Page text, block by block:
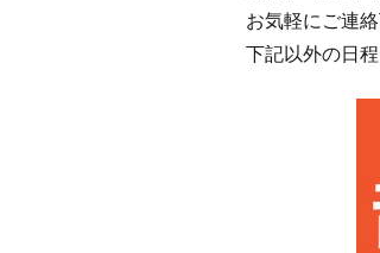
お気軽にご連絡
下記以外の日